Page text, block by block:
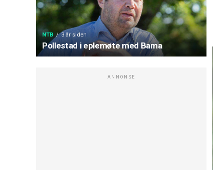
NTB 3 år siden
Pollestad i eplemøte med Bama
ANNONSE